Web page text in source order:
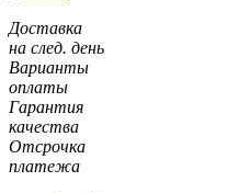
Доставка
на след. день
Варианты
оплаты
Гарантия
качества
Отсрочка
платежа